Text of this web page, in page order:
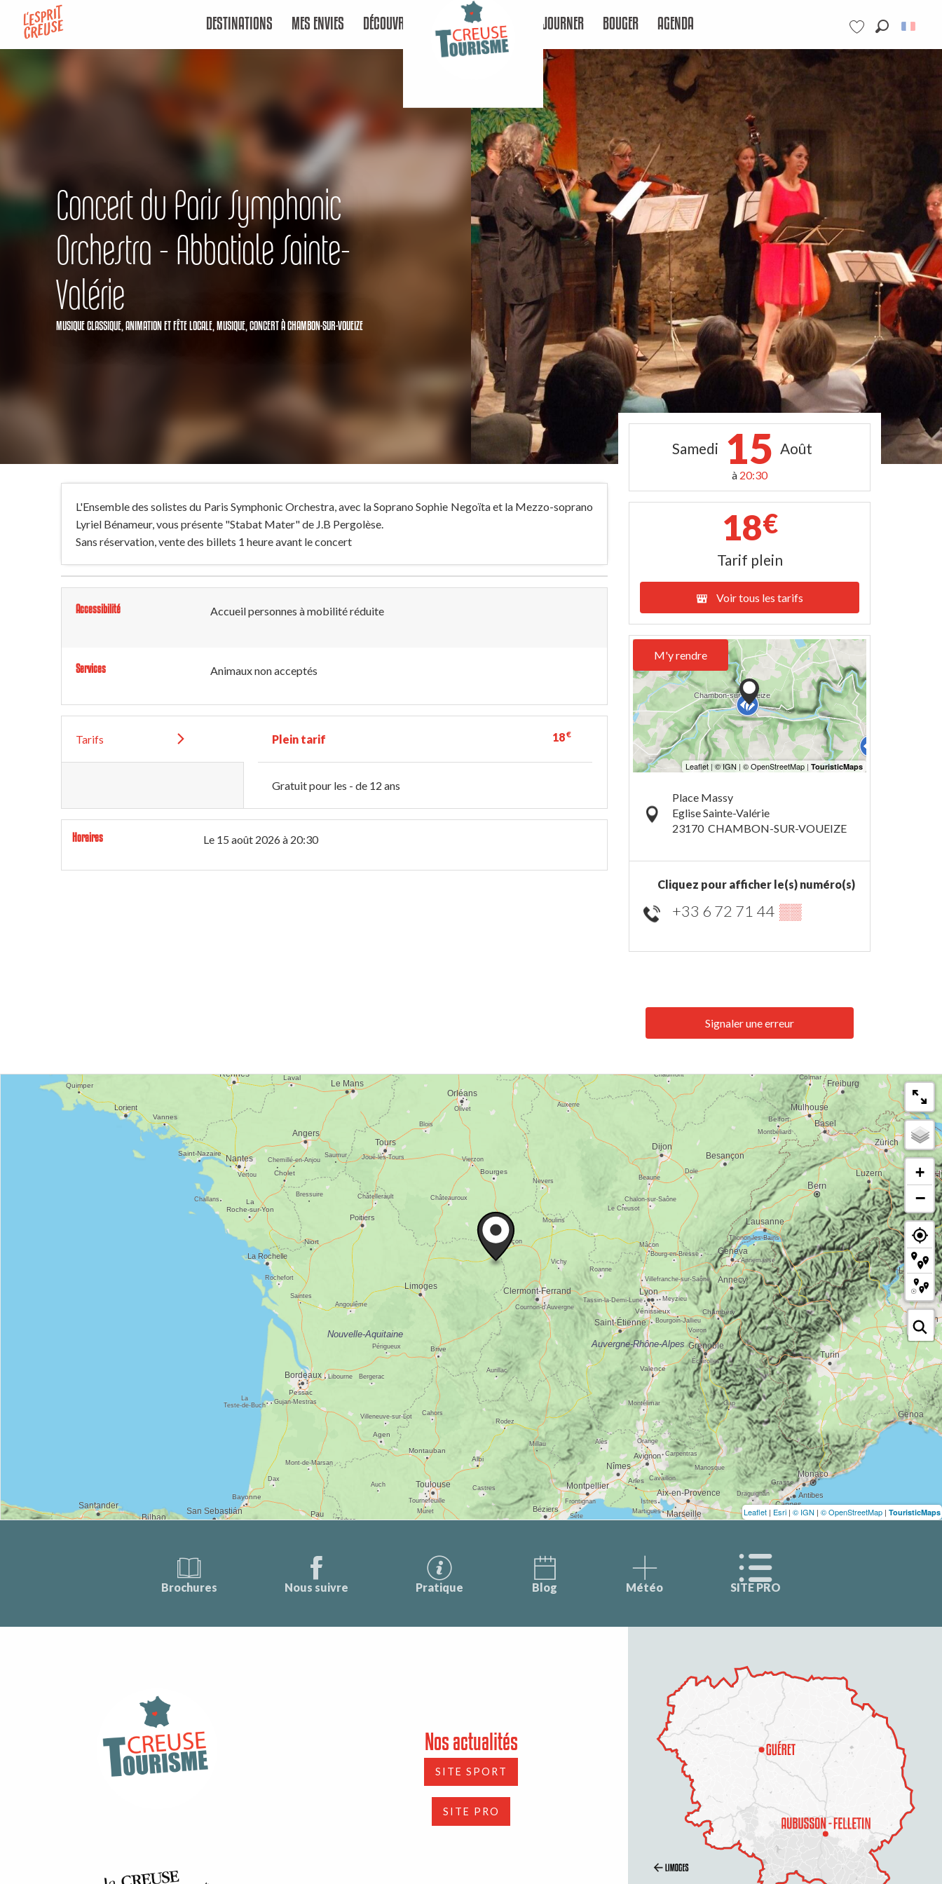
contenu
Voir les favoris
DESTINATIONS MES ENVIES DÉCOUVRIR SÉJOURNER BOUGER AGENDA
Concert du Paris Symphonic
Orchestra - Abbatiale Sainte-
Valérie
MUSIQUE CLASSIQUE, ANIMATION ET FÊTE LOCALE, MUSIQUE, CONCERTÀ CHAMBON-SUR-VOUEIZE
L'Ensemble des solistes du Paris Symphonic Orchestra, avec la Soprano Sophie Negoïta et la Mezzo-soprano
Lyriel Bénameur, vous présente "Stabat Mater" de J.B Pergolèse.
Sans réservation, vente des billets 1 heure avant le concert
Accessibilité Accueil personnes à mobilité réduite
Services Animaux non acceptés
Tarifs Plein tarif 18€
Gratuit pour les - de 12 ans
Horaires Le 15 août 2026à 20:30
Samedi 15 Août
à 20:30
18€
Tarif plein
Voir tous les tarifs
M'y rendre
Place Massy
Eglise Sainte-Valérie
23170 CHAMBON-SUR-VOUEIZE
Cliquez pour afficher le(s) numéro(s)
+33 6 72 71 44 ▒▒
Signaler une erreur
+
−
Leaflet | Esri | © IGN | © OpenStreetMap | TouristicMaps
Brochures Nous suivre Pratique Blog Météo SITE PRO
Nos actualités
SITE SPORT
SITE PRO